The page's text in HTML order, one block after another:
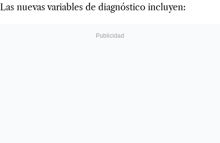
Las nuevas variables de diagnóstico incluyen: